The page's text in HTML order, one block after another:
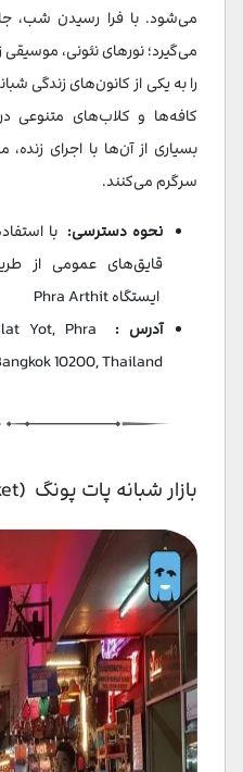
می‌شود. با فرا رسیدن شب،
می‌گیرد؛ نورهای نئونی، موسیقی
را به یکی از کانون‌های زندگی
کافه‌ها و کلاب‌های متنوعی
بسیاری از آن‌ها با اجرای
سرگرم می‌کنند.
نحوه دسترسی: با
قایق‌های عمومی از
ایستگاه Phra Arthit
آدرس :
Yot, Phra
10200, Thailand​
بازار شبانه پات پونگ (Patpong Night Market)